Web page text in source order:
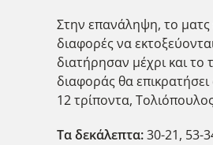
Στην επανάληψη, το ματς
διαφορές να
διατήρησαν μέχρι και
διαφοράς θα
12 τρίποντα,
Τα δεκάλεπτα:30-21, 53-